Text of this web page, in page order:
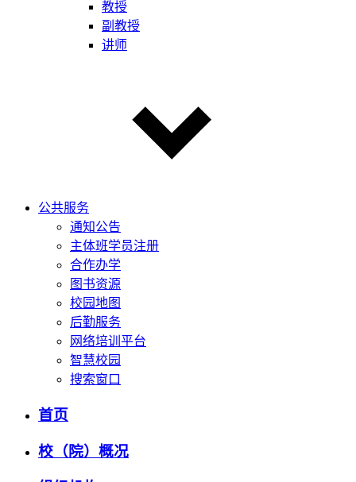
教授
副教授
讲师
公共服务
通知公告
主体班学员注册
合作办学
图书资源
校园地图
后勤服务
网络培训平台
智慧校园
搜索窗口
首页
校（院）概况